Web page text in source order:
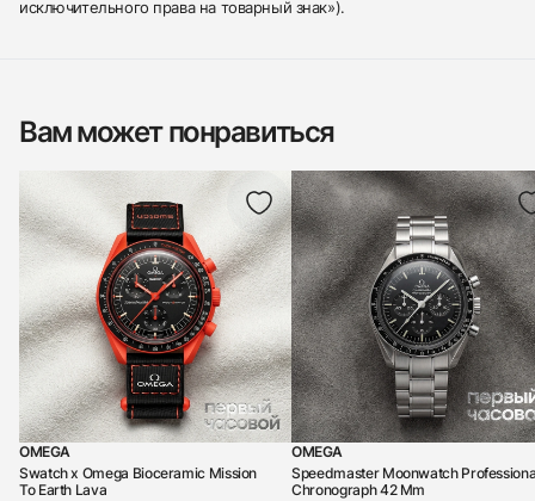
исключительного права на товарный знак»).
Вам может понравиться
OMEGA
Swatch x Omega Bioceramic Mission
To Earth Lava
OMEGA
Speedmaster Moonwatch
Chronograph 42 Mm